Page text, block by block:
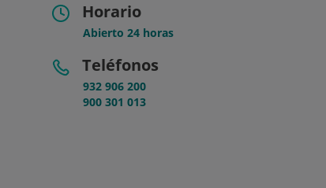
Horario
Abierto 24 horas
Teléfonos
932 906 200
900 301 013